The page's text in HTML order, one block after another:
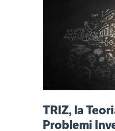
TRIZ, la
Problemi